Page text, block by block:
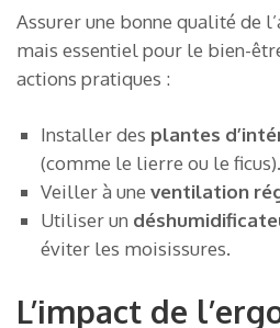
Assurer une bonne qualité de
mais essentiel pour le bien-
actions pratiques :
Installer des plantes
(comme le lierre ou le ficus).
Veiller à une ventilation
Utiliser un
éviter les moisissures.
L’impact de